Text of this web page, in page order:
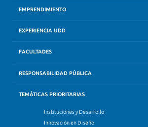
EMPRENDIMIENTO
EXPERIENCIA UDD
FACULTADES
RESPONSABILIDAD PÚBLICA
TEMÁTICAS PRIORITARIAS
Instituciones y Desarrollo
Innovación en Diseño